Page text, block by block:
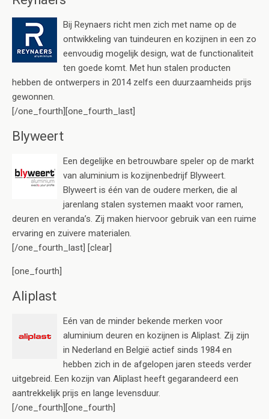
Bij Reynaers richt men zich met name op de
ontwikkeling van tuindeuren en kozijnen in een zo
eenvoudig mogelijk design, wat de functionaliteit
ten goede komt. Met hun stalen producten
hebben de ontwerpers in 2014 zelfs een duurzaamheids prijs
gewonnen.
[/one_fourth][one_fourth_last]
Blyweert
Een degelijke en betrouwbare speler op de markt
van aluminium is kozijnenbedrijf Blyweert.
Blyweert is één van de oudere merken, die al
jarenlang stalen systemen maakt voor ramen,
deuren en veranda’s. Zij maken hiervoor gebruik van een ruime
ervaring en zuivere materialen.
[/one_fourth_last] [clear]
[one_fourth]
Aliplast
Eén van de minder bekende merken voor
aluminium deuren en kozijnen is Aliplast. Zij zijn
in Nederland en België actief sinds 1984 en
hebben zich in de afgelopen jaren steeds verder
uitgebreid. Een kozijn van Aliplast heeft gegarandeerd een
aantrekkelijk prijs en lange levensduur.
[/one_fourth][one_fourth]